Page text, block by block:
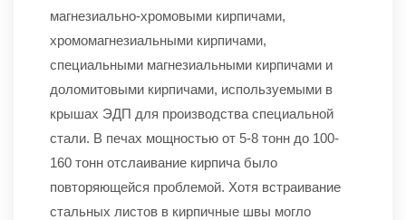
магнезиально-хромовыми кирпичами,
хромомагнезиальными кирпичами,
специальными магнезиальными кирпичами и
доломитовыми кирпичами, используемыми в
крышах ЭДП для производства специальной
стали. В печах мощностью от 5-8 тонн до 100-
160 тонн отслаивание кирпича было
повторяющейся проблемой. Хотя встраивание
стальных листов в кирпичные швы могло